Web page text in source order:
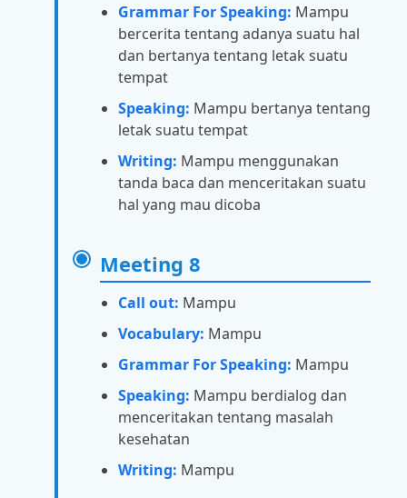
Grammar For Speaking: Mampu
bercerita tentang adanya suatu hal
dan bertanya tentang letak suatu
tempat
Speaking: Mampu bertanya tentang
letak suatu tempat
Writing: Mampu menggunakan
tanda baca dan menceritakan suatu
hal yang mau dicoba
Meeting 8
Call out: Mampu
Vocabulary: Mampu
Grammar For Speaking: Mampu
Speaking: Mampu berdialog dan
menceritakan tentang masalah
kesehatan
Writing: Mampu